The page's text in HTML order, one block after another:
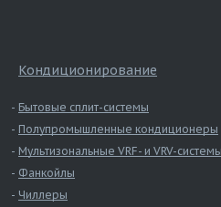
Кондиционирование
Бытовые сплит-системы
Полупромышленные кондиционеры
Мультизональные VRF- и VRV-
Фанкойлы
Чиллеры